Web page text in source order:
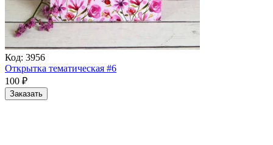
Код: 3956
Открытка тематическая #6
100 ₽
Заказать